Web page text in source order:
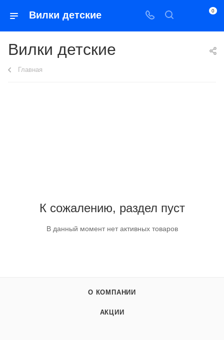
Вилки детские 0
Вилки детские
Главная
К сожалению, раздел пуст
В данный момент нет активных товаров
О КОМПАНИИ
АКЦИИ